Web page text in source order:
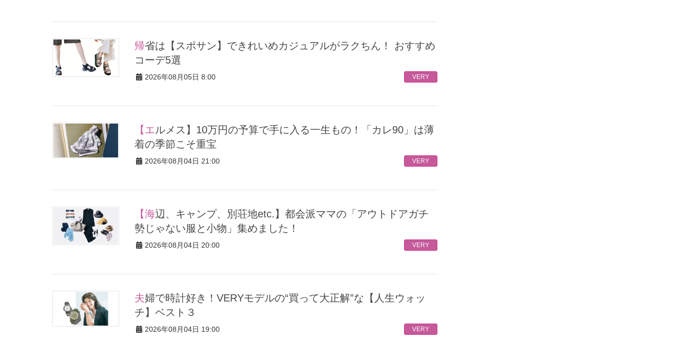
帰省は【スポサン】できれいめカジュアルがラクちん！ おすすめ
コーデ5選
2026年08月05日 8:00 VERY
【エルメス】10万円の予算で手に入る一生もの！「カレ90」は薄
着の季節こそ重宝
2026年08月04日 21:00 VERY
【海辺、キャンプ、別荘地etc.】都会派ママの「アウトドアガチ
勢じゃない服と小物」集めました！
2026年08月04日 20:00 VERY
夫婦で時計好き！VERYモデルの“買って大正解”な【人生ウォッ
チ】ベスト３
2026年08月04日 19:00 VERY